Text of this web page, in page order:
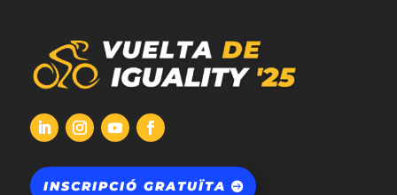
INSCRIPCIÓ GRATUÏTA